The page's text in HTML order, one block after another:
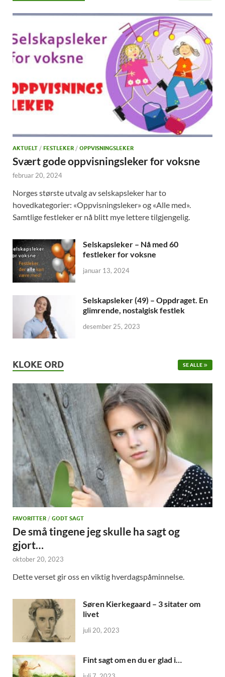
AKTUELT / FESTLEKER / OPPVISNINGSLEKER
Svært gode oppvisningsleker for voksne
februar 20, 2024
Norges største utvalg av selskapsleker har to
hovedkategorier: «Oppvisningsleker» og «Alle med».
Samtlige festleker er nå blitt mye lettere tilgjengelig.
Selskapsleker – Nå med 60
festleker for voksne
januar 13, 2024
Selskapsleker (49) – Oppdraget. En
glimrende, nostalgisk festlek
desember 25, 2023
KLOKE ORD SE ALLE
FAVORITTER / GODT SAGT
De små tingene jeg skulle ha sagt og
gjort…
oktober 20, 2023
Dette verset gir oss en viktig hverdagspåminnelse.
Søren Kierkegaard – 3 sitater om
livet
juli 20, 2023
Fint sagt om en du er glad i…